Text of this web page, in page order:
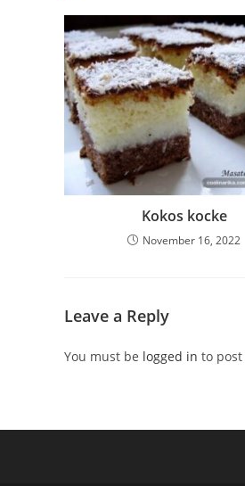
Kokos kocke
November 16, 2022
Leave a Reply
You must be logged in to